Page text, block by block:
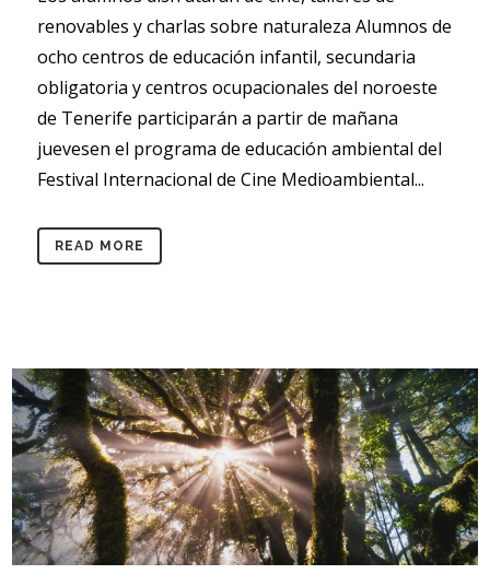
renovables y charlas sobre naturaleza Alumnos de
ocho centros de educación infantil, secundaria
obligatoria y centros ocupacionales del noroeste
de Tenerife participarán a partir de mañana
juevesen el programa de educación ambiental del
Festival Internacional de Cine Medioambiental...
READ MORE